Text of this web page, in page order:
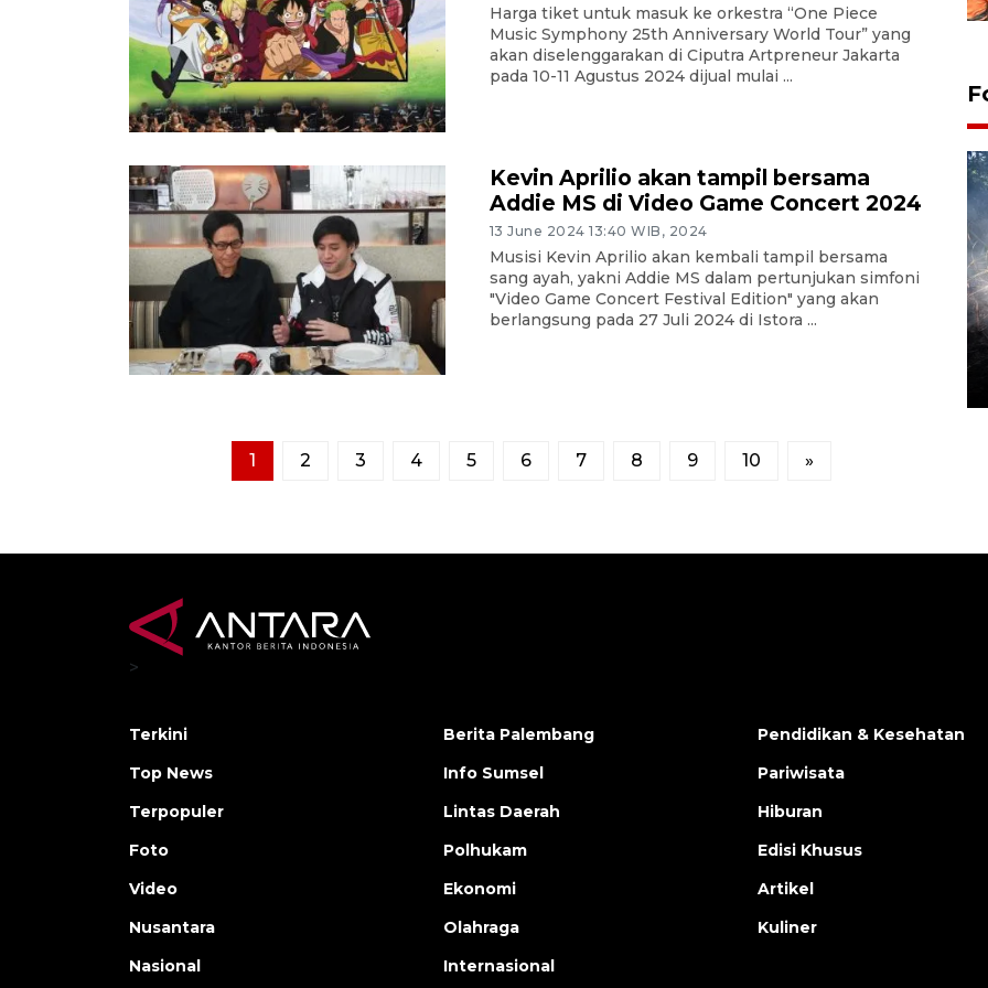
Harga tiket untuk masuk ke orkestra “One Piece
Music Symphony 25th Anniversary World Tour” yang
akan diselenggarakan di Ciputra Artpreneur Jakarta
pada 10-11 Agustus 2024 dijual mulai ...
Kevin Aprilio akan tampil bersama
Addie MS di Video Game Concert 2024
13 June 2024 13:40 WIB, 2024
Musisi Kevin Aprilio akan kembali tampil bersama
sang ayah, yakni Addie MS dalam pertunjukan simfoni
"Video Game Concert Festival Edition" yang akan
berlangsung pada 27 Juli 2024 di Istora ...
1 2 3 4 5 6 7 8 9 10 »
Alokasi anggaran untuk bibit
>
Terkini
Top News
Terpopuler
Foto
Video
Nusantara
Nasional
Berita Palembang
Info Sumsel
Lintas Daerah
Polhukam
Ekonomi
Olahraga
Internasional
Pendidikan & Kesehatan
Pariwisata
Hiburan
Edisi Khusus
Artikel
Kuliner